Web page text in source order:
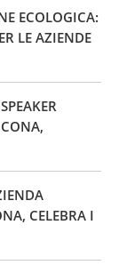
ECOLOGICA:
LE AZIENDE
CELEBRA I